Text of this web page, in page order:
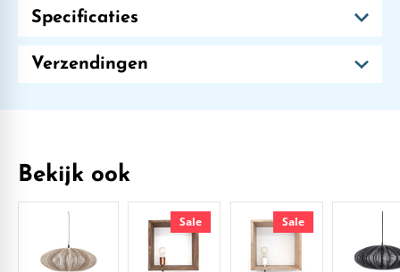
Specificaties
Verzendingen
Bekijk ook
Sale Sale